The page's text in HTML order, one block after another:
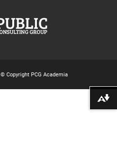
© Copyright PCG Academia
Pobierz